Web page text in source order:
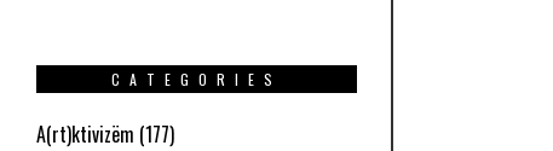
CATEGORIES
A(rt)ktivizëm (177)